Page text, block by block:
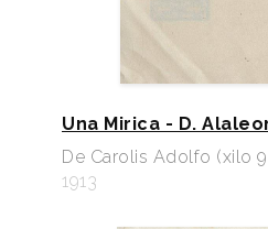
Una Mirica - D.
De Carolis Adolfo (xilo
1913